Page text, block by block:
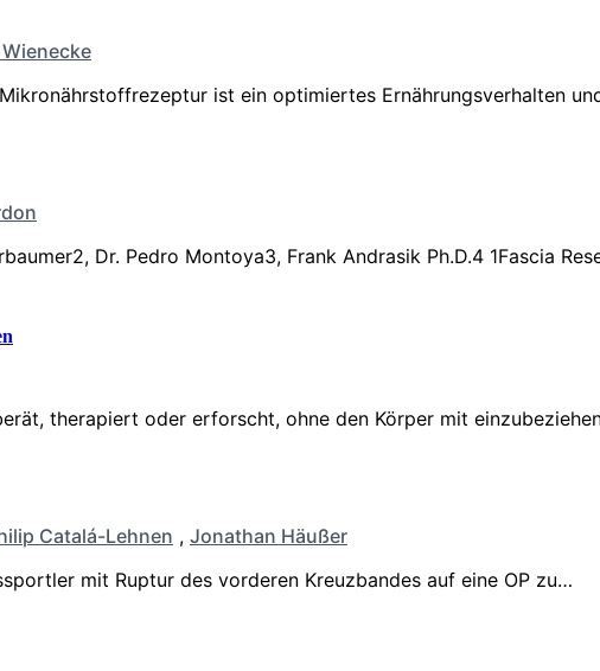
ist ein optimiertes Ernährungsverhalten
Dr. Pedro Montoya3, Frank Andrasik Ph.D.4 1Fascia
therapiert oder erforscht, ohne den Körper mit
Catalá-Lehnen , Jonathan Häußer
mit Ruptur des vorderen Kreuzbandes auf eine OP zu…